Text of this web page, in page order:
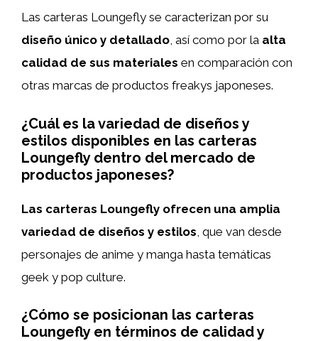
Las carteras Loungefly se caracterizan por su
diseño único y detallado, así como por la alta
calidad de sus materiales en comparación con
otras marcas de productos freakys japoneses.
¿Cuál es la variedad de diseños y
estilos disponibles en las carteras
Loungefly dentro del mercado de
productos japoneses?
Las carteras Loungefly ofrecen una amplia
variedad de diseños y estilos , que van desde
personajes de anime y manga hasta temáticas
geek y pop culture.
¿Cómo se posicionan las carteras
Loungefly en términos de calidad y